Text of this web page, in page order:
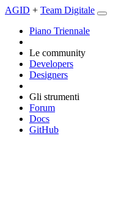
AGID + Team Digitale
Piano Triennale
Le community
Developers
Designers
Gli strumenti
Forum
Docs
GitHub